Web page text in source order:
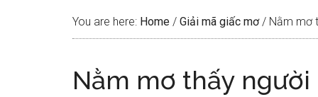
You are here: Home / Giải mã giấc mơ / Nằm mơ
Nằm mơ thấy người